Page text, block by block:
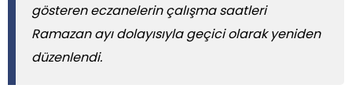
gösteren eczanelerin çalışma saatleri
Ramazan ayı dolayısıyla geçici olarak yeniden
düzenlendi.